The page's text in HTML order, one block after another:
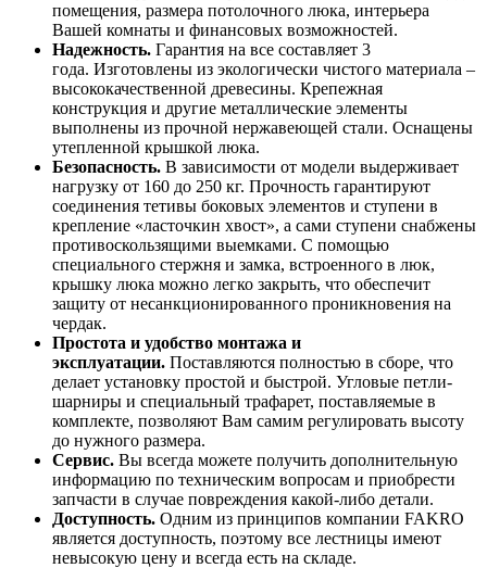
помещения, размера потолочного люка, интерьера
Вашей комнаты и финансовых возможностей.
Надежность. Гарантия на все составляет 3
года. Изготовлены из экологически чистого материала –
высококачественной древесины. Крепежная
конструкция и другие металлические элементы
выполнены из прочной нержавеющей стали. Оснащены
утепленной крышкой люка.
Безопасность. В зависимости от модели выдерживает
нагрузку от 160 до 250 кг. Прочность гарантируют
соединения тетивы боковых элементов и ступени в
крепление «ласточкин хвост», а сами ступени снабжены
противоскользящими выемками. С помощью
специального стержня и замка, встроенного в люк,
крышку люка можно легко закрыть, что обеспечит
защиту от несанкционированного проникновения на
чердак.
Простота и удобство монтажа и
эксплуатации. Поставляются полностью в сборе, что
делает установку простой и быстрой. Угловые петли-
шарниры и специальный трафарет, поставляемые в
комплекте, позволяют Вам самим регулировать высоту
до нужного размера.
Сервис. Вы всегда можете получить дополнительную
информацию по техническим вопросам и приобрести
запчасти в случае повреждения какой-либо детали.
Доступность. Одним из принципов компании FAKRO
является доступность, поэтому все лестницы имеют
невысокую цену и всегда есть на складе.